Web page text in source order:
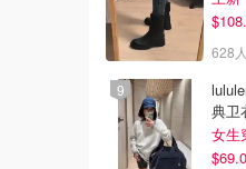
628
典卫
女生